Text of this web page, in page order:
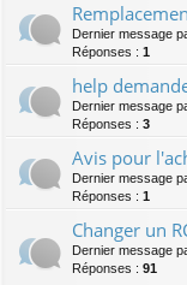
Dernier message
Réponses : 1
help
Dernier message
Réponses : 3
Avis pour
Dernier message
Réponses : 1
Changer un
Dernier message
Réponses : 91